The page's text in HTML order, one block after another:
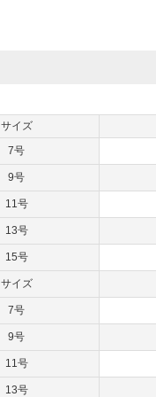
サイズ
7号
9号
11号
13号
15号
サイズ
7号
9号
11号
13号